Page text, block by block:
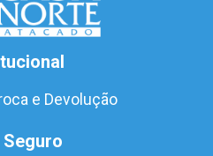
e Devolução